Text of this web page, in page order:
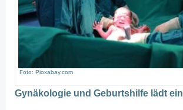
Foto: Pioxabay.com
Gynäkologie und Geburtshilfe lädt ein